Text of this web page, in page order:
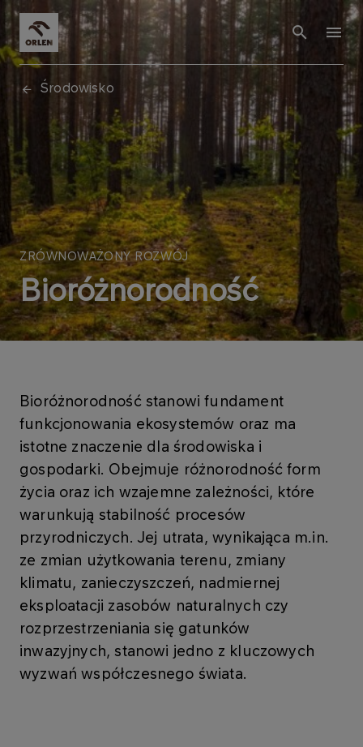
Środowisko
ZRÓWNOWAŻONY ROZWÓJ
Bioróżnorodność
Bioróżnorodność stanowi fundament
funkcjonowania ekosystemów oraz ma
istotne znaczenie dla środowiska i
gospodarki. Obejmuje różnorodność form
życia oraz ich wzajemne zależności, które
warunkują stabilność procesów
przyrodniczych. Jej utrata, wynikająca m.in.
ze zmian użytkowania terenu, zmiany
klimatu, zanieczyszczeń, nadmiernej
eksploatacji zasobów naturalnych czy
rozprzestrzeniania się gatunków
inwazyjnych, stanowi jedno z kluczowych
wyzwań współczesnego świata.